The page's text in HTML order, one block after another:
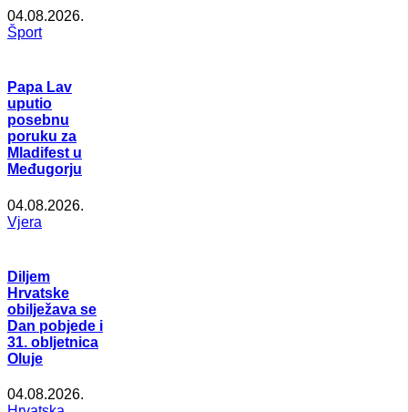
04.08.2026.
Šport
Papa Lav
uputio
posebnu
poruku za
Mladifest u
Međugorju
04.08.2026.
Vjera
Diljem
Hrvatske
obilježava se
Dan pobjede i
31. obljetnica
Oluje
04.08.2026.